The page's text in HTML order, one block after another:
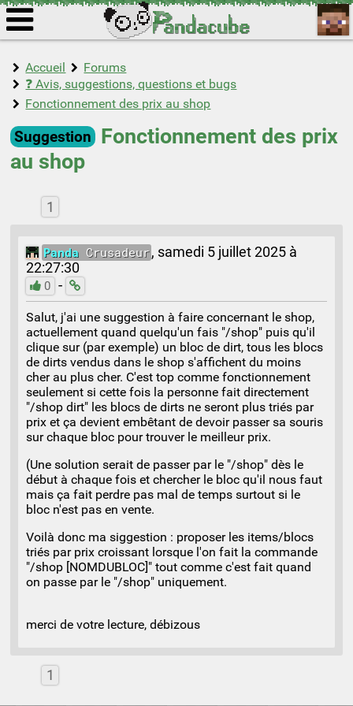
Accueil
Forums
❓ Avis, suggestions, questions et bugs
Fonctionnement des prix au shop
Suggestion
Fonctionnement des prix
au shop
1
Panda Crusadeur, samedi 5 juillet 2025 à
22:27:30
0 -
Salut, j'ai une suggestion à faire concernant le shop,
actuellement quand quelqu'un fais "/shop" puis qu'il
clique sur (par exemple) un bloc de dirt, tous les blocs
de dirts vendus dans le shop s'affichent du moins
cher au plus cher. C'est top comme fonctionnement
seulement si cette fois la personne fait directement
"/shop dirt" les blocs de dirts ne seront plus triés par
prix et ça devient embêtant de devoir passer sa souris
sur chaque bloc pour trouver le meilleur prix.
(Une solution serait de passer par le "/shop" dès le
début à chaque fois et chercher le bloc qu'il nous faut
mais ça fait perdre pas mal de temps surtout si le
bloc n'est pas en vente.
Voilà donc ma siggestion : proposer les items/blocs
triés par prix croissant lorsque l'on fait la commande
"/shop [NOMDUBLOC]" tout comme c'est fait quand
on passe par le "/shop" uniquement.
merci de votre lecture, débizous
1